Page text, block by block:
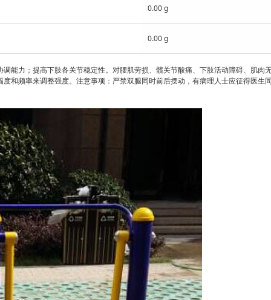
0.00 g
0.00 g
能力；提高下肢各关节稳定性。对腰肌劳损、髋关节酸痛、下肢活动障碍、肌肉
和频率来调整强度。注意事项：严禁双腿同时前后摆动，有病理人士应征得医